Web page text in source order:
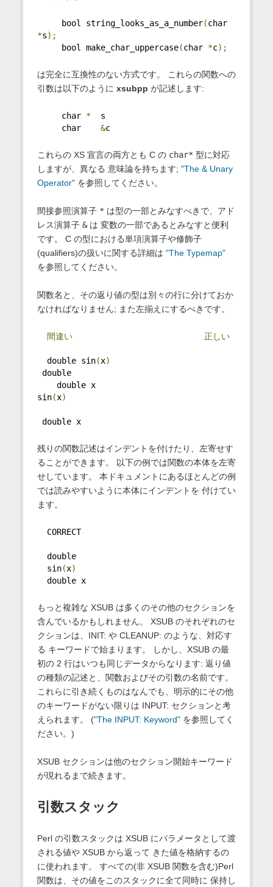
bool string_looks_as_a_number(
char
*s);
bool make_char_uppercase(char *c);
は完全に互換性のない方式です。 これらの関数への
引数は以下のように xsubpp が記述します:
char * s
char &c
これらの XS 宣言の両方とも C の char* 型に対応
しますが、異なる 意味論を持ちます; "The & Unary
Operator"を参照してください。
間接参照演算子 * は型の一部とみなすべきで、アド
レス演算子 &は 変数の一部であるとみなすと便利
です。 C の型における単項演算子や修飾子
(qualifiers)の扱いに関する詳細は "The Typemap"
を参照してください。
関数名と、その返り値の型は別々の行に分けておか
なければなりません; また左揃えにするべきです。
間違い 正しい
double sin(x)
double
double x
sin(x)
double x
残りの関数記述はインデントを付けたり、左寄せす
ることができます。 以下の例では関数の本体を左寄
せしています。 本ドキュメントにあるほとんどの例
では読みやすいように本体にインデントを 付けてい
ます。
CORRECT
double
sin(x)
double x
もっと複雑な XSUB は多くのその他のセクションを
含んでいるかもしれません。 XSUB のそれぞれのセ
クションは、INIT: や CLEANUP: のような、対応す
る キーワードで始まります。 しかし、XSUB の最
初の 2 行はいつも同じデータからなります: 返り値
の種類の記述と、関数およびその引数の名前です。
これらに引き続くものはなんでも、明示的にその他
のキーワードがない限りは INPUT: セクションと考
えられます。 ("The INPUT: Keyword"を参照してく
ださい。)
XSUB セクションは他のセクション開始キーワード
が現れるまで続きます。
引数スタック
Perl の引数スタックは XSUB にパラメータとして渡
される値や XSUB から返って きた値を格納するの
に使われます。 すべての(非 XSUB 関数を含む)Perl
関数は、その値をこのスタックに全て同時に 保持し